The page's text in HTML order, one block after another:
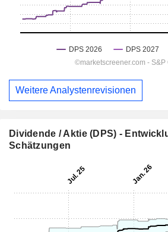
Weitere Analystenrevisionen
Dividende / Aktie (DPS) -
Schätzungen